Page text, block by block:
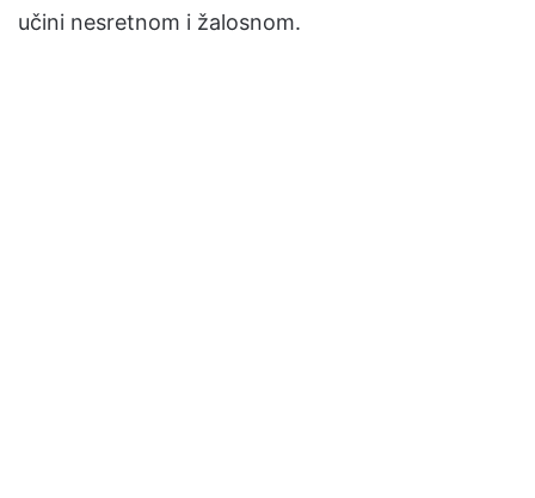
učini nesretnom i žalosnom.